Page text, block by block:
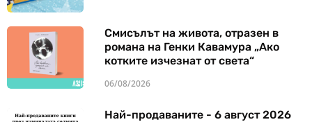
Смисълът на живота, отразен в
романа на Генки Кавамура „Ако
котките изчезнат от света“
06/08/2026
Най-продаваните - 6 август 2026